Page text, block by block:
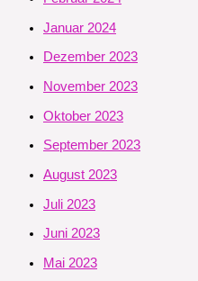
Januar 2024
Dezember 2023
November 2023
Oktober 2023
September 2023
August 2023
Juli 2023
Juni 2023
Mai 2023